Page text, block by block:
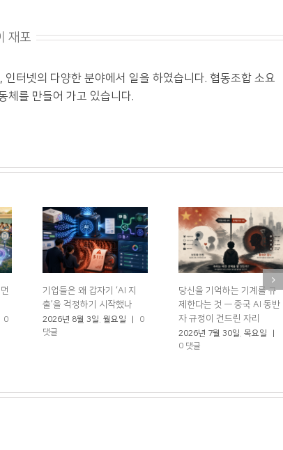
재포
터넷의 다양한 분야에서 일을 하였습니다. 협동조합 소요
체를 만들어 가고 있습니다.
0
기업들은 왜 갑자기 ‘AI 지
출’을 걱정하기 시작했나
2026년 8월 3일. 월요일 |
0
댓글
당신을 기억하는 기계를 규
제한다는 것 — 중국 AI 동반
자 규정이 건드린 자리
2026년 7월 30일. 목요일
|
0 댓글